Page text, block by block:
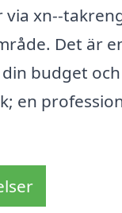
xn--
Det är
budget
en